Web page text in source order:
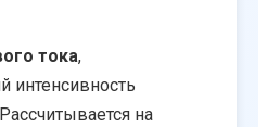
тока,
интенсивность
на